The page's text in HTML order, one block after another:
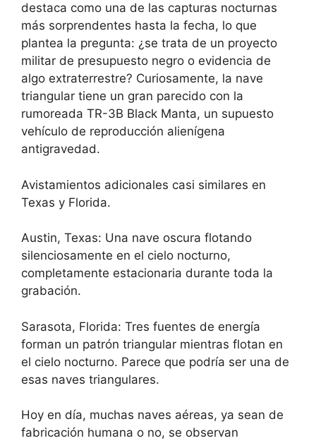
destaca como una de las capturas nocturnas
más sorprendentes hasta la fecha, lo que
plantea la pregunta: ¿se trata de un proyecto
militar de presupuesto negro o evidencia de
algo extraterrestre? Curiosamente, la nave
triangular tiene un gran parecido con la
rumoreada TR-3B Black Manta, un supuesto
vehículo de reproducción alienígena
antigravedad.
Avistamientos adicionales casi similares en
Texas y Florida.
Austin, Texas: Una nave oscura flotando
silenciosamente en el cielo nocturno,
completamente estacionaria durante toda la
grabación.
Sarasota, Florida: Tres fuentes de energía
forman un patrón triangular mientras flotan en
el cielo nocturno. Parece que podría ser una de
esas naves triangulares.
Hoy en día, muchas naves aéreas, ya sean de
fabricación humana o no, se observan